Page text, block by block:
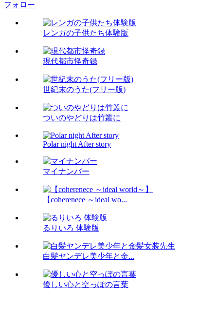
フォロー
レンガの子供たち体験版
現代都市怪奇録
世紀末のうた(フリー版)
ついのやどりは竹叢に
Polar night After story
マイナンバー
【coherenece ～ideal wo...
るりいろ 体験版
白髪ヤンデレ美少年と金...
優しい心と空っぽの言葉